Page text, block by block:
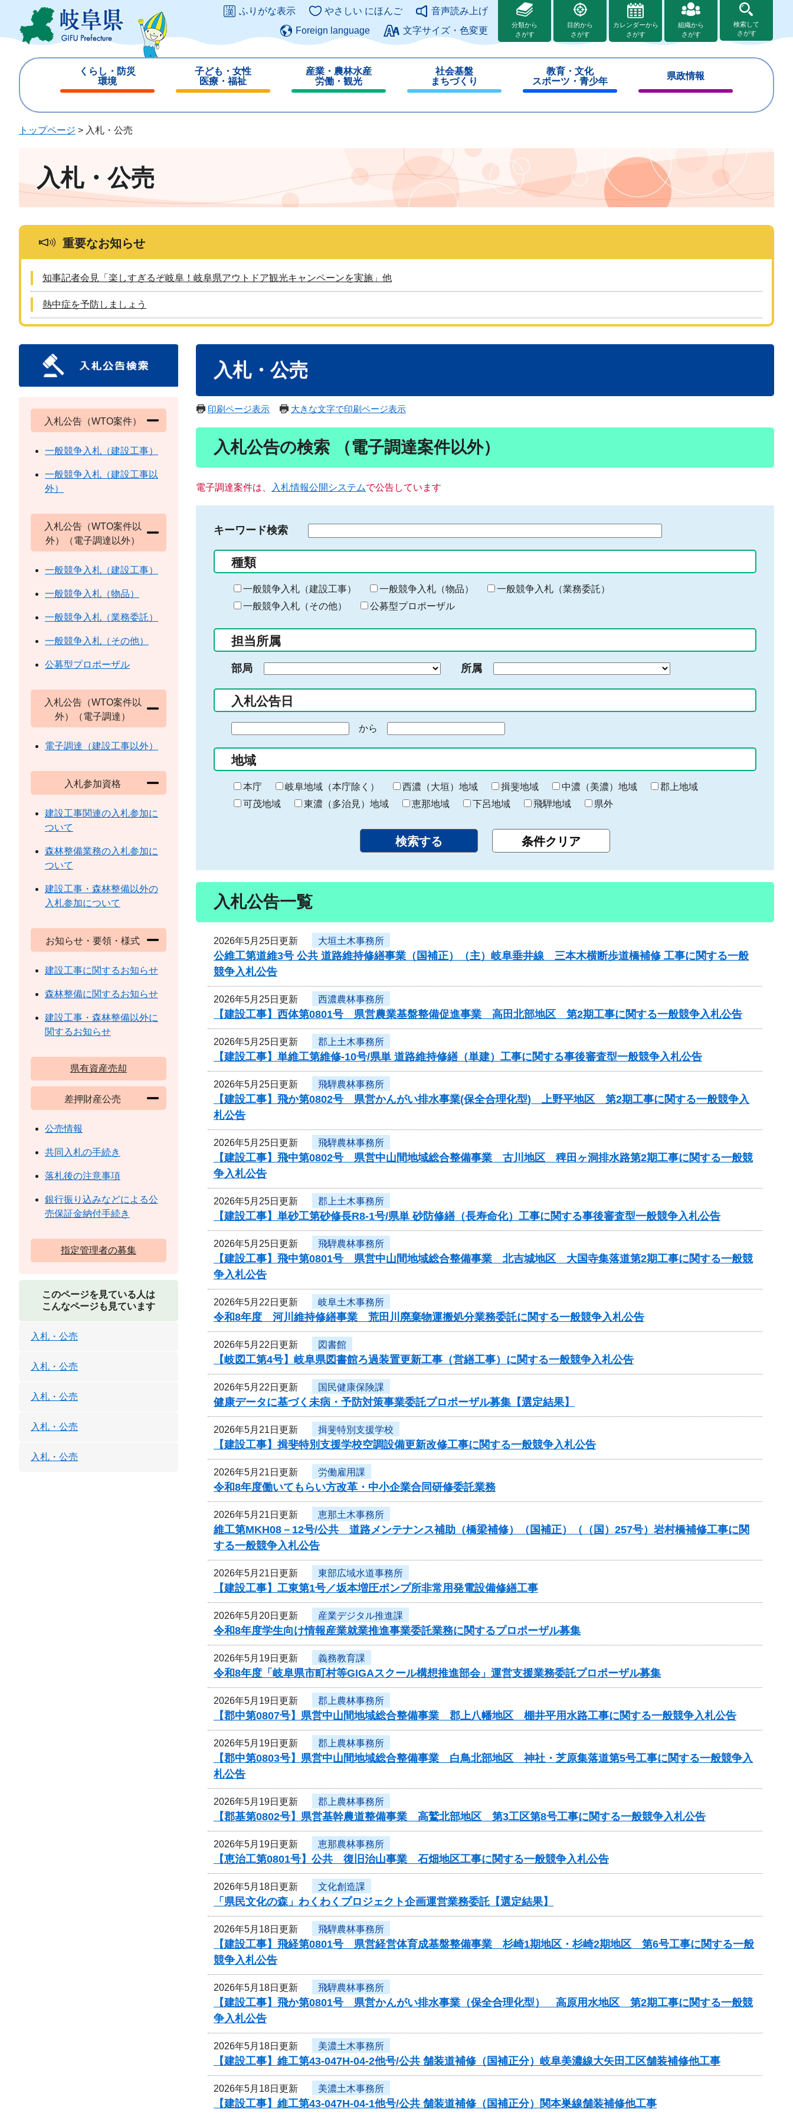
ジ
ュ
このページの本文へ
ふりがな表示 やさしい にほんご
音声読み上げ
Foreign language
文字サイズ・色変更
分類から
さがす
目的から
さがす
カレンダーから
さがす
組織から
さがす
検索して
さがす
くらし・防災
環境
じ
子ども・女性
医療・福祉
じ
産業・農林水産
労働・観光
じ
社会基盤
まちづくり
じ
教育・文化
スポーツ・青少年
じ
県政情報
じ
トップページ > 入札・公売
入札・公売
重要なお知らせ
知事記者会見「楽しすぎるぞ岐阜！岐阜県アウトドア観光キャンペーンを実施」他
熱中症を予防しましょう
入札・公売
印刷ページ表示 大きな文字で印刷ページ表示
入札公告の検索 （電子調達案件以外）
電子調達案件は、 入札情報公開システムで公告しています
キーワード検索
る
キ
ー
ー
入
力
種類
一般競争入札（建設工事） 一般競争入札（物品）
一般競争入札（業務委託）
一般競争入札（その他）
公募型プロポーザル
担当所属
部局 所属
入札公告日
の
始
ま
り
から
終
わ
り
地域
本庁 岐阜地域（本庁除く） 西濃（大垣）地域 揖斐地域 中濃（美濃）地域
郡上地域
可茂地域
東濃（多治見）地域 恵那地域 下呂地域 飛騨地域 県外
入札公告一覧
2026年5月25日更新 大垣土木事務所
公維工第道維3号 公共 道路維持修繕事業（国補正）（主）岐阜垂井線 三本木横断歩道橋補修 工事に関する一般
競争入札公告
2026年5月25日更新 西濃農林事務所
【建設工事】西体第0801号 県営農業基盤整備促進事業 高田北部地区 第2期工事に関する一般競争入札公告
2026年5月25日更新 郡上土木事務所
【建設工事】単維工第維修-10号/県単 道路維持修繕（単建）工事に関する事後審査型一般競争入札公告
2026年5月25日更新 飛騨農林事務所
【建設工事】飛か第0802号 県営かんがい排水事業(保全合理化型) 上野平地区 第2期工事に関する一般競争入
札公告
2026年5月25日更新 飛騨農林事務所
【建設工事】飛中第0802号 県営中山間地域総合整備事業 古川地区 稗田ヶ洞排水路第2期工事に関する一般競
争入札公告
2026年5月25日更新 郡上土木事務所
【建設工事】単砂工第砂修長R8-1号/県単 砂防修繕（長寿命化）工事に関する事後審査型一般競争入札公告
2026年5月25日更新 飛騨農林事務所
【建設工事】飛中第0801号 県営中山間地域総合整備事業 北吉城地区 大国寺集落道第2期工事に関する一般競
争入札公告
2026年5月22日更新 岐阜土木事務所
令和8年度 河川維持修繕事業 荒田川廃棄物運搬処分業務委託に関する一般競争入札公告
2026年5月22日更新 図書館
【岐図工第4号】岐阜県図書館ろ過装置更新工事（営繕工事）に関する一般競争入札公告
2026年5月22日更新 国民健康保険課
健康データに基づく未病・予防対策事業委託プロポーザル募集【選定結果】
2026年5月21日更新 揖斐特別支援学校
【建設工事】揖斐特別支援学校空調設備更新改修工事に関する一般競争入札公告
2026年5月21日更新 労働雇用課
令和8年度働いてもらい方改革・中小企業合同研修委託業務
2026年5月21日更新 恵那土木事務所
維工第MKH08－12号/公共 道路メンテナンス補助（橋梁補修）（国補正）（（国）257号）岩村橋補修工事に関
する一般競争入札公告
2026年5月21日更新 東部広域水道事務所
【建設工事】工東第1号／坂本増圧ポンプ所非常用発電設備修繕工事
2026年5月20日更新 産業デジタル推進課
令和8年度学生向け情報産業就業推進事業委託業務に関するプロポーザル募集
2026年5月19日更新 義務教育課
令和8年度「岐阜県市町村等GIGAスクール構想推進部会」運営支援業務委託プロポーザル募集
2026年5月19日更新 郡上農林事務所
【郡中第0807号】県営中山間地域総合整備事業 郡上八幡地区 棚井平用水路工事に関する一般競争入札公告
2026年5月19日更新 郡上農林事務所
【郡中第0803号】県営中山間地域総合整備事業 白鳥北部地区 神社・芝原集落道第5号工事に関する一般競争入
札公告
2026年5月19日更新 郡上農林事務所
【郡基第0802号】県営基幹農道整備事業 高鷲北部地区 第3工区第8号工事に関する一般競争入札公告
2026年5月19日更新 恵那農林事務所
【恵治工第0801号】公共 復旧治山事業 石畑地区工事に関する一般競争入札公告
2026年5月18日更新 文化創造課
「県民文化の森」わくわくプロジェクト企画運営業務委託【選定結果】
2026年5月18日更新 飛騨農林事務所
【建設工事】飛経第0801号 県営経営体育成基盤整備事業 杉崎1期地区・杉崎2期地区 第6号工事に関する一般
競争入札公告
2026年5月18日更新 飛騨農林事務所
【建設工事】飛か第0801号 県営かんがい排水事業（保全合理化型） 高原用水地区 第2期工事に関する一般競
争入札公告
2026年5月18日更新 美濃土木事務所
【建設工事】維工第43-047H-04-2他号/公共 舗装道補修（国補正分）岐阜美濃線大矢田工区舗装補修他工事
2026年5月18日更新 美濃土木事務所
【建設工事】維工第43-047H-04-1他号/公共 舗装道補修（国補正分）関本巣線舗装補修他工事
入札公告（WTO案件）
一般競争入札（建設工事）
一般競争入札（建設工事以
外）
入札公告（WTO案件以
外）（電子調達以外）
一般競争入札（建設工事）
一般競争入札（物品）
一般競争入札（業務委託）
一般競争入札（その他）
公募型プロポーザル
入札公告（WTO案件以
外）（電子調達）
電子調達（建設工事以外）
入札参加資格
建設工事関連の入札参加に
ついて
森林整備業務の入札参加に
ついて
建設工事・森林整備以外の
入札参加について
お知らせ・要領・様式
建設工事に関するお知らせ
森林整備に関するお知らせ
建設工事・森林整備以外に
関するお知らせ
県有資産売却
差押財産公売
公売情報
共同入札の手続き
落札後の注意事項
銀行振り込みなどによる公
売保証金納付手続き
指定管理者の募集
このページを見ている人は
こんなページも見ています
入札・公売
入札・公売
入札・公売
入札・公売
入札・公売